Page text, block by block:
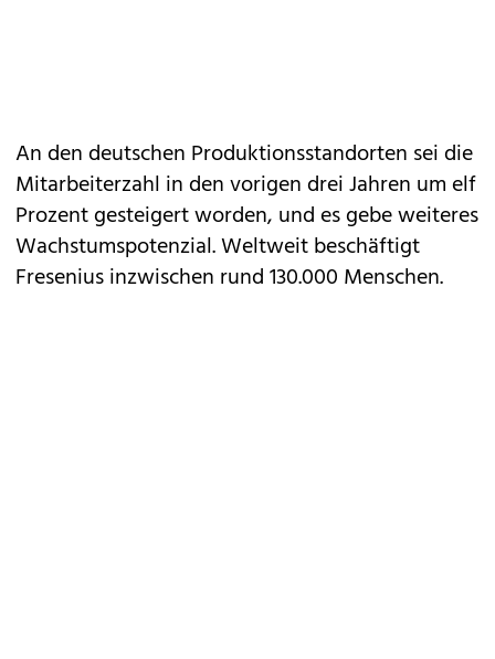
An den deutschen Produktionsstandorten sei die
Mitarbeiterzahl in den vorigen drei Jahren um elf
Prozent gesteigert worden, und es gebe weiteres
Wachstumspotenzial. Weltweit beschäftigt
Fresenius inzwischen rund 130.000 Menschen.